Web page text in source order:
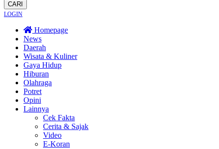
CARI
LOGIN
Homepage
News
Daerah
Wisata & Kuliner
Gaya Hidup
Hiburan
Olahraga
Potret
Opini
Lainnya
Cek Fakta
Cerita & Sajak
Video
E-Koran